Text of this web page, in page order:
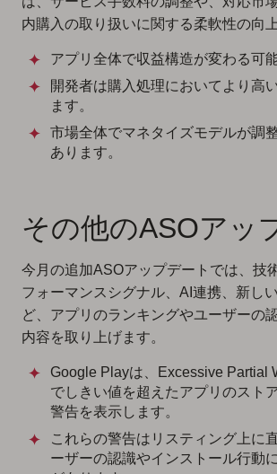
内購入の取り扱いに関する柔軟性の向
アプリ全体で収益構造が変わる可
開発者は購入処理においてより高
ます。
市場全体でマネタイズモデルが調
あります。
その他のASOアッ
今月の追加ASOアップデートでは、技
フォーマンスシグナル、AI連携、新し
ど、アプリのランキングやユーザーの
内容を取り上げます。
Google Playは、Excessive Partial
でしきい値を超えたアプリのスト
警告を表示します。
これらの警告はリスティング上に
ーザーの認識やインストール行動